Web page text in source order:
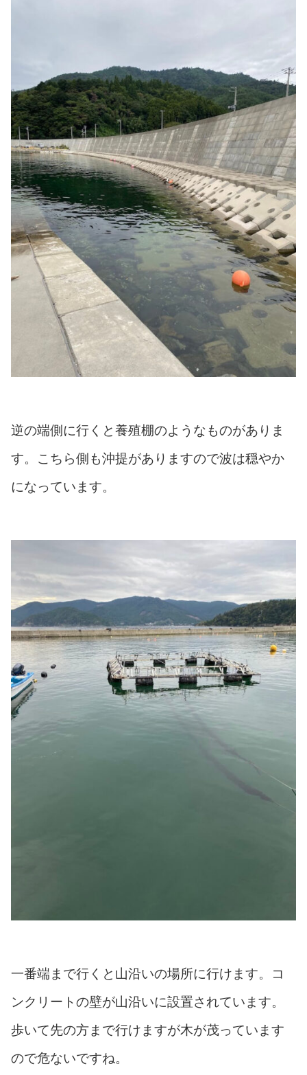
逆の端側に行くと養殖棚のようなものがありま
す。こちら側も沖提がありますので波は穏やか
になっています。
一番端まで行くと山沿いの場所に行けます。コ
ンクリートの壁が山沿いに設置されています。
歩いて先の方まで行けますが木が茂っています
ので危ないですね。